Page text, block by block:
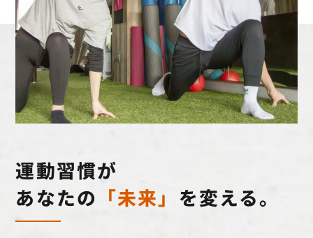
運動習慣が
あなたの 「未来」 を変える。